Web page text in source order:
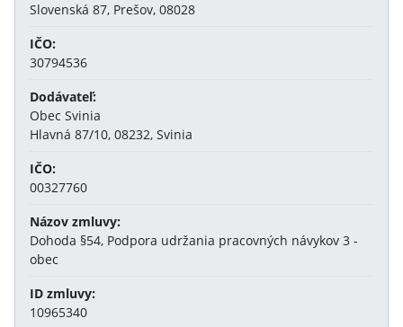
Slovenská 87, Prešov, 08028
IČO:
30794536
Dodávateľ:
Obec Svinia
Hlavná 87/10, 08232, Svinia
IČO:
00327760
Názov zmluvy:
Dohoda §54, Podpora udržania pracovných návykov 3 -
obec
ID zmluvy:
10965340